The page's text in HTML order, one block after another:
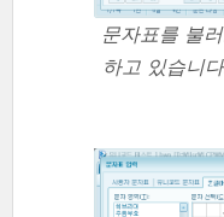
문자표를 불
하고 있습니